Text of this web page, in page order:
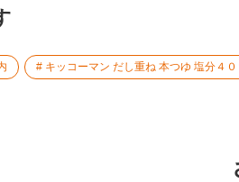
キッコーマン だし重ね 本つゆ 塩分４０